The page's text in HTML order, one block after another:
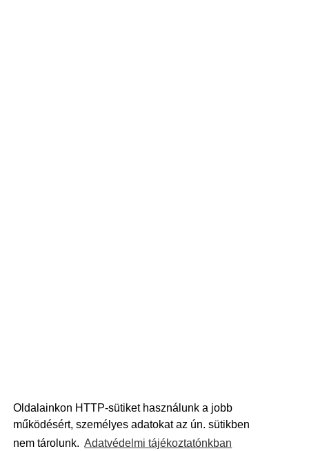
Oldalainkon HTTP-sütiket használunk a jobb
működésért, személyes adatokat az ún. sütikben
nem tárolunk. Adatvédelmi tájékoztatónkban